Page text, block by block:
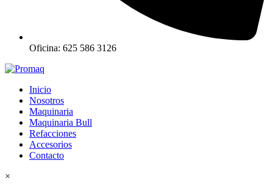
Oficina: 625 586 3126
Inicio
Nosotros
Maquinaria
Maquinaria Bull
Refacciones
Accesorios
Contacto
×